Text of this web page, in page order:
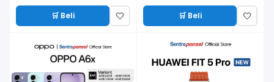
🛒 Beli 🤍 🛒 Beli 🤍